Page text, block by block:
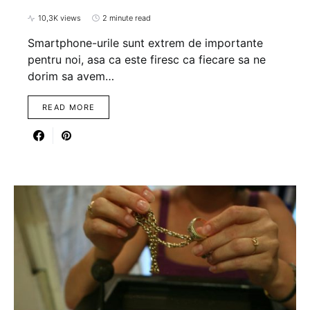
10,3K views 2 minute read
Smartphone-urile sunt extrem de importante
pentru noi, asa ca este firesc ca fiecare sa ne
dorim sa avem…
READ MORE